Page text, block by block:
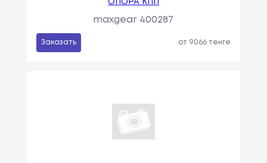
ОПОРА КПП
maxgear 400287
Заказать от 9066 тенге